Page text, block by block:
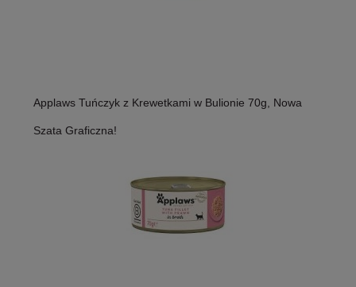
Applaws Tuńczyk z Krewetkami w Bulionie 70g, Nowa
Szata Graficzna!